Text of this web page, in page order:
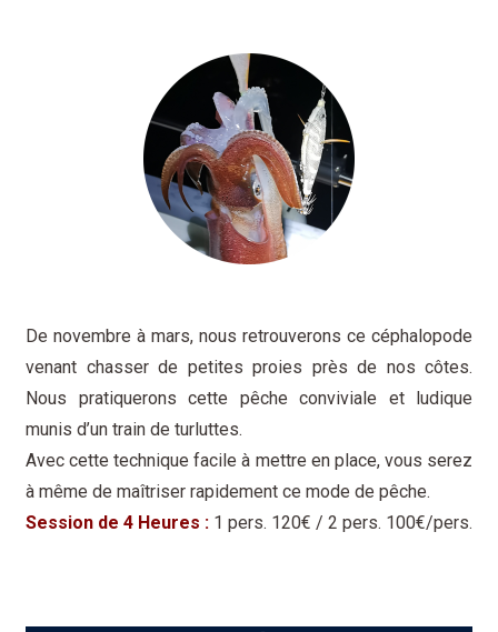
De novembre à mars, nous retrouverons ce céphalopode
venant chasser de petites proies près de nos côtes.
Nous pratiquerons cette pêche conviviale et ludique
munis d’un train de turluttes.
Avec cette technique facile à mettre en place, vous serez
à même de maîtriser rapidement ce mode de pêche.
Session de 4 Heures : 1 pers. 120€ / 2 pers. 100€/pers.